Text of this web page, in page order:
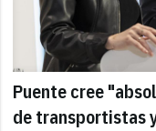
Puente cree
de transportistas